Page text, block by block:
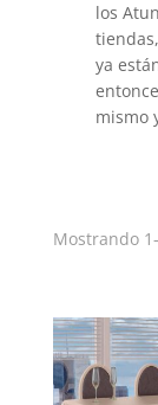
los
ya
mismo
Mostrando